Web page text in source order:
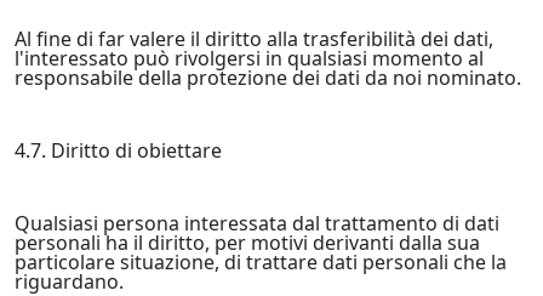
Al fine di far valere il diritto alla trasferibilità dei dati,
l'interessato può rivolgersi in qualsiasi momento al
responsabile della protezione dei dati da noi nominato.
4.7. Diritto di obiettare
Qualsiasi persona interessata dal trattamento di dati
personali ha il diritto, per motivi derivanti dalla sua
particolare situazione, di trattare dati personali che la
riguardano.